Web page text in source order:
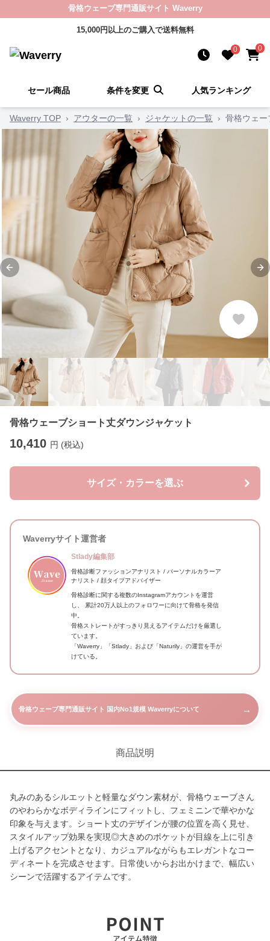
骨格ウェーブ専門通販サイト Waverry
15,000円以上のご購入で送料無料
0 0
セール商品 条件を変更 人気ランキング
Waverry TOP › アウターの一覧 › ジャケットの一覧 › 骨格ウェー
Previous slide
骨格ウェーブショート丈ダウンジャケット
10,410 円 (税込)
サイズ・カラーを選ぶ
Waverryサイト運営者
Stlady編集部
骨格診断ファッションアナリスト / パーソナルカラーア
ナリスト / 顔タイプアドバイザー
骨格診断に関する複数のInstagramアカウントを運営
し、 累計20万人以上のフォロワーに向けて骨格を発信
中。
骨格ストレートがすっきり見えるアイテムだけを厳選し
ています。
「Waverry」「Stlady」および「Naturily」の運営を手が
けている。
骨格ウェーブ専門通販サイト 国内No1規模 Waverryについて →
商品説明
丸みのあるシルエットと軽量なダウン素材が、骨格ウェーブさん
のやわらかなボディラインにフィットし、フェミニンで華やかな
印象を与えます。ショート丈のデザインが腰の位置を高く見せ、
スタイルアップ効果を実現◎大きめのポケットが目線を上に引き
上げるアクセントとなり、カジュアルながらもエレガントなコー
ディネートを完成させます。日常使いからお出かけまで、幅広い
シーンで活躍するアイテムです。